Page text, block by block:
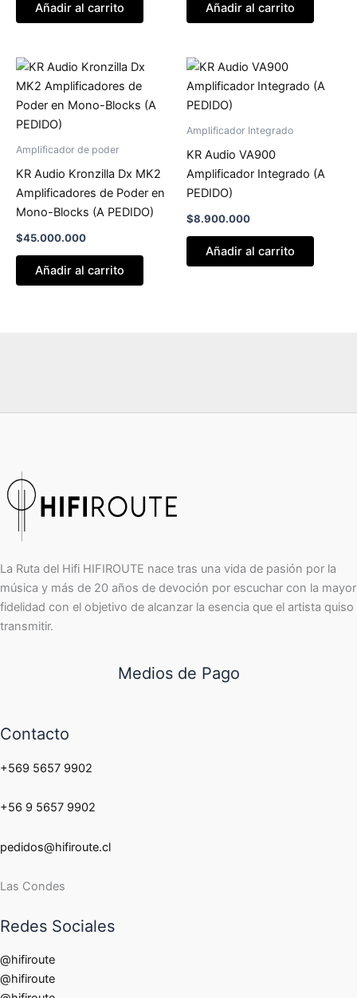
Añadir al carrito Añadir al carrito
Amplificador de poder
KR Audio Kronzilla Dx MK2
Amplificadores de Poder en
Mono-Blocks (A PEDIDO)
$45.000.000
Añadir al carrito
Amplificador Integrado
KR Audio VA900
Amplificador Integrado (A
PEDIDO)
$8.900.000
Añadir al carrito
La Ruta del Hifi HIFIROUTE nace tras una vida de pasión por la
música y más de 20 años de devoción por escuchar con la mayor
fidelidad con el objetivo de alcanzar la esencia que el artista quiso
transmitir.
Medios de Pago
Contacto
+569 5657 9902
+56 9 5657 9902
pedidos@hifiroute.cl
Las Condes
Redes Sociales
@hifiroute
@hifiroute